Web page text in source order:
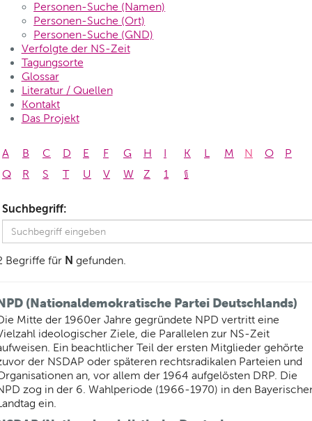
Personen-Suche (Namen)
Personen-Suche (Ort)
Personen-Suche (GND)
Verfolgte der NS-Zeit
Tagungsorte
Glossar
Literatur / Quellen
Kontakt
Das Projekt
A B C D E F G H I K L M N O
P
Q
R S T U V W Z 1 §
Suchbegriff:
Begriffe für N gefunden.
(Nationaldemokratische Partei Deutschlands)
Mitte der 1960er Jahre gegründete NPD vertritt eine
ideologischer Ziele, die Parallelen zur NS-Zeit
Ein beachtlicher Teil der ersten Mitglieder gehörte
der NSDAP oder späteren rechtsradikalen Parteien und
an, vor allem der 1964 aufgelösten DRP. Die
zog in der 6. Wahlperiode (1966-1970) in den
ein.